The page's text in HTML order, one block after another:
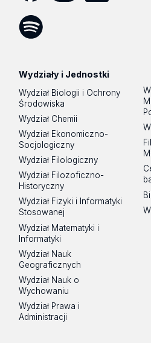
Wydziały i Jednostki
Wydział Biologii i Ochrony
Środowiska
Wydział Chemii
Wydział Ekonomiczno-
Socjologiczny
Wydział Filologiczny
Wydział Filozoficzno-
Historyczny
Wydział Fizyki i Informatyki
Stosowanej
Wydział Matematyki i
Informatyki
Wydział Nauk
Geograficznych
Wydział Nauk o
Wychowaniu
Wydział Prawa i
Administracji